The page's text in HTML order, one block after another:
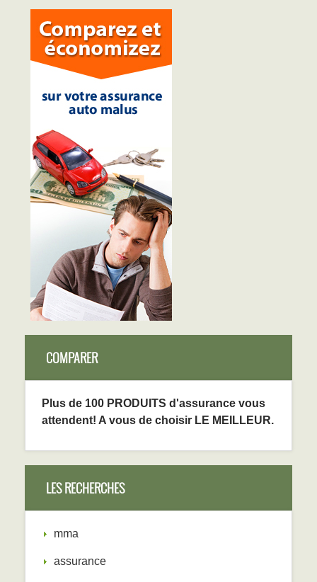
COMPARER
Plus de 100 PRODUITS d'assurance vous
attendent! A vous de choisir LE MEILLEUR.
LES RECHERCHES
mma
assurance